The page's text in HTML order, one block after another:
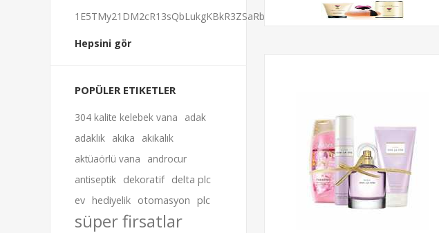
1E5TMy21DM2cR13sQbLukgKBkR3ZSaRbeB
Hepsini gör
POPÜLER ETIKETLER
304 kalite kelebek vana
adak
adaklık akika
akikalık
aktüaörlü vana
androcur
antiseptik dekoratif delta plc
ev hediyelik otomasyon plc
süper firsatlar